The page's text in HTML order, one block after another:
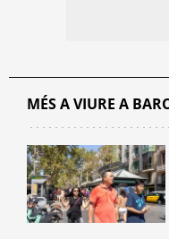
MÉS A VIURE A